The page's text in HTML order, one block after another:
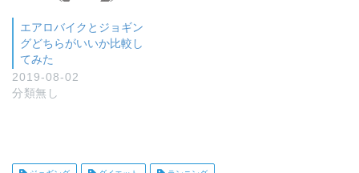
エアロバイクとジョギン
グどちらがいいか比較し
てみた
2019-08-02
分類無し